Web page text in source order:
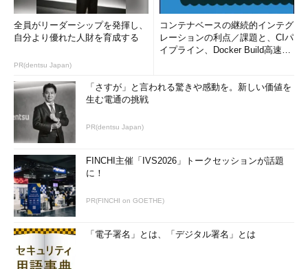
全員がリーダーシップを発揮し、
自分より優れた人財を育成する
PR(dentsu Japan)
コンテナベースの継続的インテグ
レーションの利点／課題と、CIパ
イプライン、Docker Build高速化
「さすが」と言われる驚きや感動を。新しい価値を
生む電通の挑戦
PR(dentsu Japan)
FINCHI主催「IVS2026」トークセッションが話題
に！
PR(FINCHI on GOETHE)
「電子署名」とは、「デジタル署名」とは